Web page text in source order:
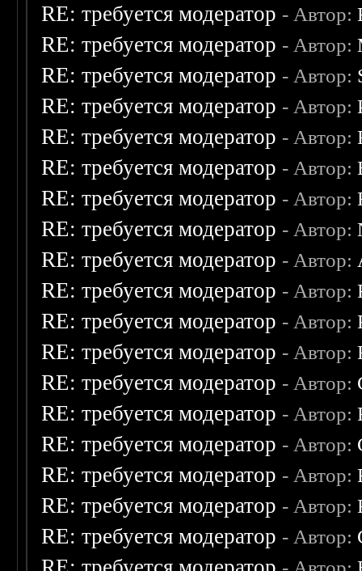
RE: требуется модератор - Автор:
RE: требуется модератор - Автор:
RE: требуется модератор - Автор:
RE: требуется модератор - Автор:
RE: требуется модератор - Автор:
RE: требуется модератор - Автор:
RE: требуется модератор - Автор:
RE: требуется модератор - Автор:
RE: требуется модератор - Автор:
RE: требуется модератор - Автор:
RE: требуется модератор - Автор:
RE: требуется модератор - Автор:
RE: требуется модератор - Автор:
RE: требуется модератор - Автор:
RE: требуется модератор - Автор:
RE: требуется модератор - Автор:
RE: требуется модератор - Автор:
RE: требуется модератор - Автор: